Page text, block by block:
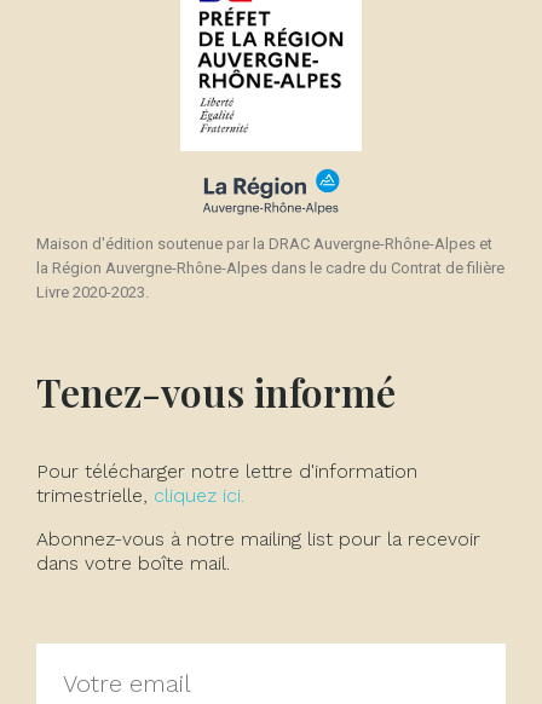
Maison d'édition soutenue par la DRAC Auvergne-Rhône-Alpes et
la Région Auvergne-Rhône-Alpes dans le cadre du Contrat de filière
Livre 2020-2023.
Tenez-vous informé
Pour télécharger notre lettre d'information
trimestrielle, cliquez ici.
Abonnez-vous à notre mailing list pour la recevoir
dans votre boîte mail.